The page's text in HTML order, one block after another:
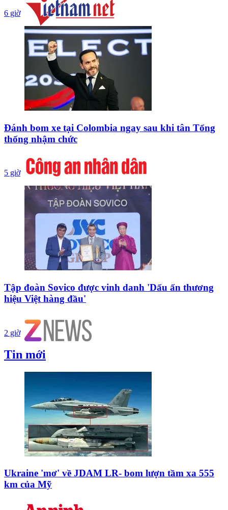
6 giờ
Đánh bom xe tại Colombia ngay sau khi tân Tổng
thống nhậm chức
5 giờ
Tập đoàn Sovico được vinh danh 'Dấu ấn thương
hiệu Việt hàng đầu'
2 giờ
Tin mới
Ukraine 'mơ' về JDAM LR- bom lượn tầm xa 555
km của Mỹ